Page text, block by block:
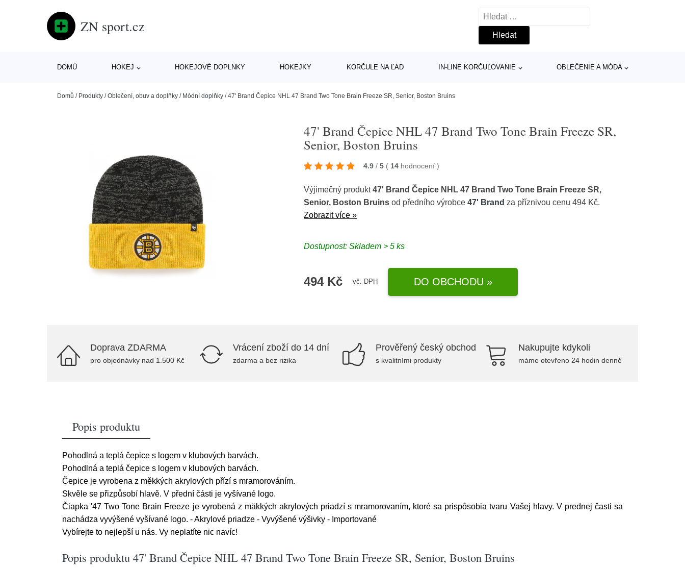
ZN sport.cz
Vyhledávání
DOMŮ HOKEJ HOKEJOVÉ DOPLNKY HOKEJKY KORČULE NA ĽAD IN-LINE KORČUĽOVANIE OBLEČENIE A MÓDA
Domů / Produkty /Oblečení, obuv a doplňky / Módní doplňky /47' Brand Čepice NHL 47 Brand Two Tone Brain Freeze SR, Senior, Boston Bruins
47' Brand Čepice NHL 47 Brand Two Tone Brain Freeze SR,
Senior, Boston Bruins
4.9 / 5 ( 14 hodnocení)
Výjimečný produkt47' Brand Čepice NHL 47 Brand Two Tone Brain Freeze SR,
Senior, Boston Bruins od předního výrobce47' Brand za příznivou cenu 494 Kč.
Zobrazit více »
Dostupnost: Skladem > 5 ks
494 Kč vč. DPH DO OBCHODU »
Doprava ZDARMA
pro objednávky nad 1.500 Kč
Vrácení zboží do 14 dní
zdarma a bez rizika
Prověřený český obchod
s kvalitními produkty
Nakupujte kdykoli
máme otevřeno 24 hodin denně
Popis produktu
Pohodlná a teplá čepice s logem v klubových barvách.
Pohodlná a teplá čepice s logem v klubových barvách.
Čepice je vyrobena z měkkých akrylových přízí s mramorováním.
Skvěle se přizpůsobí hlavě. V přední části je vyšívané logo.
Čiapka '47 Two Tone Brain Freeze je vyrobená z mäkkých akrylových priadzí s mramorovaním, ktoré sa prispôsobia tvaru Vašej hlavy. V prednej časti sa
nachádza vyvýšené vyšívané logo. - Akrylové priadze - Vyvýšené výšivky - Importované
Vybírejte to nejlepší u nás. Vy neplatíte nic navíc!
Popis produktu 47' Brand Čepice NHL 47 Brand Two Tone Brain Freeze SR, Senior, Boston Bruins